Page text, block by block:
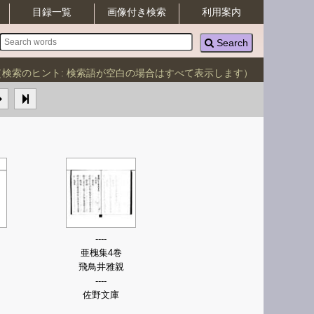
利用案内
画像付き検索
目録一覧
Search
検索のヒント: 検索語が空白の場合はすべて表示します）
----
亜槐集4巻
飛鳥井雅親
----
佐野文庫